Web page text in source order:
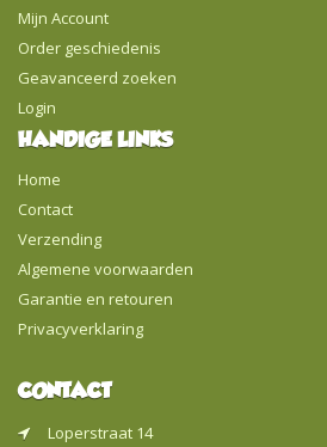
Mijn Account
Order geschiedenis
Geavanceerd zoeken
Login
HANDIGE LINKS
Home
Contact
Verzending
Algemene voorwaarden
Garantie en retouren
Privacyverklaring
CONTACT
Loperstraat 14